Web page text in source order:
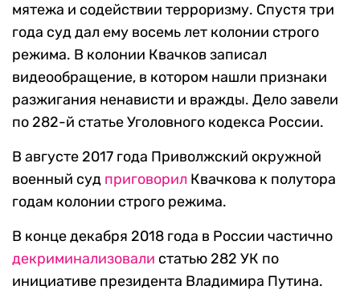
мятежа и содействии терроризму. Спустя три
года суд дал ему восемь лет колонии строго
режима. В колонии Квачков записал
видеообращение, в котором нашли признаки
разжигания ненависти и вражды. Дело завели
по 282-й статье Уголовного кодекса России.
В августе 2017 года Приволжский окружной
военный суд приговорил Квачкова к полутора
годам колонии строго режима.
В конце декабря 2018 года в России частично
декриминализовали статью 282 УК по
инициативе президента Владимира Путина.